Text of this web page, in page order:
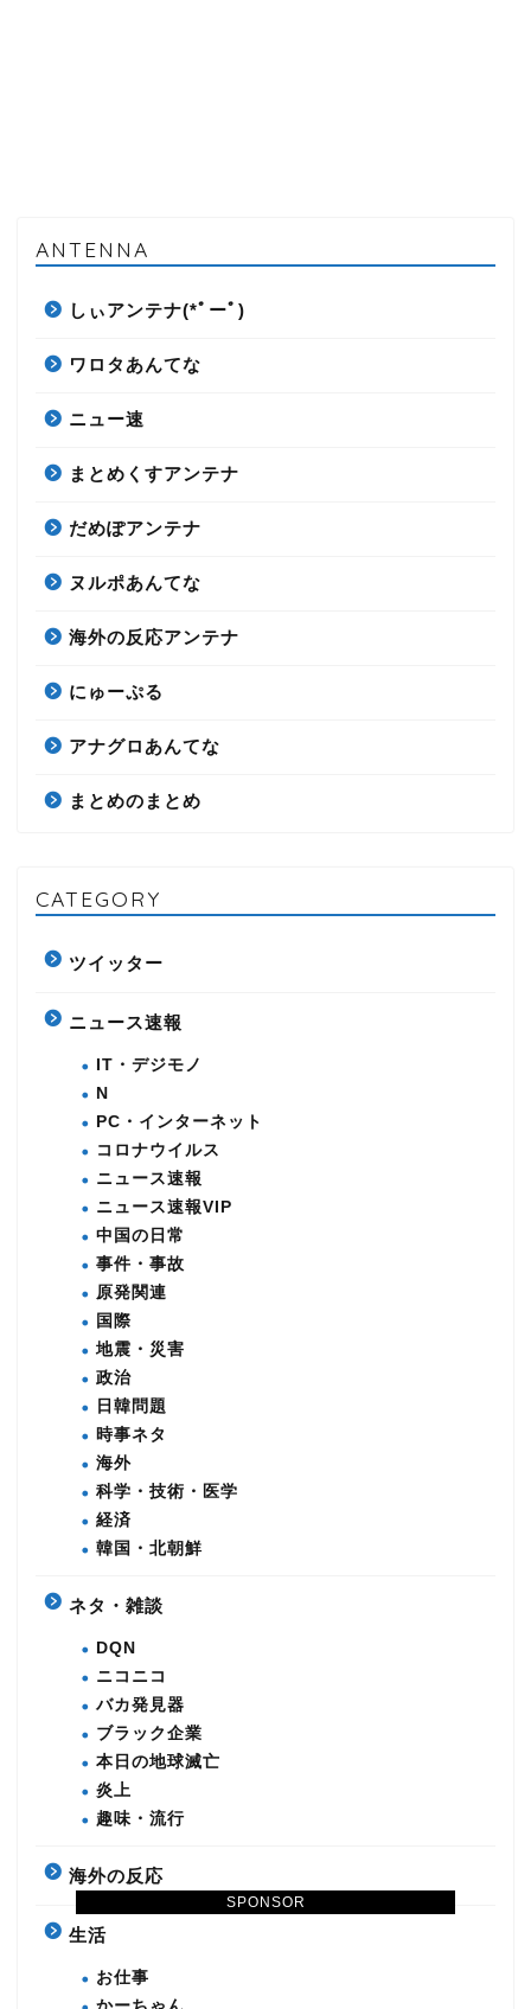
SPONSOR
ANTENNA
しぃアンテナ(*ﾟーﾟ)
ワロタあんてな
ニュー速
まとめくすアンテナ
だめぽアンテナ
ヌルポあんてな
海外の反応アンテナ
にゅーぷる
アナグロあんてな
まとめのまとめ
CATEGORY
ツイッター
ニュース速報
IT・デジモノ
N
PC・インターネット
コロナウイルス
ニュース速報
ニュース速報VIP
中国の日常
事件・事故
原発関連
国際
地震・災害
政治
日韓問題
時事ネタ
海外
科学・技術・医学
経済
韓国・北朝鮮
ネタ・雑談
DQN
ニコニコ
バカ発見器
ブラック企業
本日の地球滅亡
炎上
趣味・流行
海外の反応
生活
お仕事